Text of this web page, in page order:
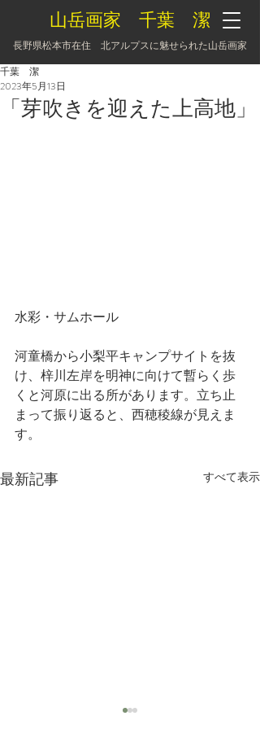
山岳画家 千葉 潔
長野県松本市在住 北アルプスに魅せられた山岳画家
「芽吹きを迎えた上高地」
千葉 潔
2023年5月13日
水彩・サムホール
河童橋から小梨平キャンプサイトを抜
け、梓川左岸を明神に向けて暫らく歩
くと河原に出る所があります。立ち止
まって振り返ると、西穂稜線が見えま
す。
最新記事 すべて表示